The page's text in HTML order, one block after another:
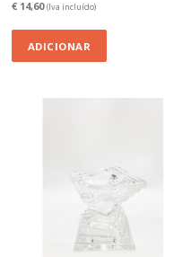
€ 14,60 (Iva incluído)
ADICIONAR